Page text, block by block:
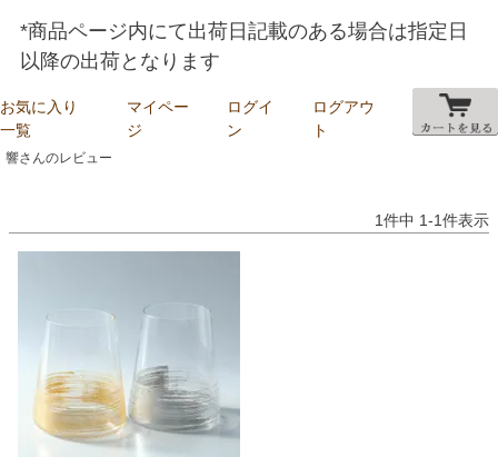
*商品ページ内にて出荷日記載のある場合は指定日
以降の出荷となります
お気に入り
一覧
マイペー
ジ
ログイ
ン
ログアウ
ト
響さんのレビュー
1件中 1-1件表示